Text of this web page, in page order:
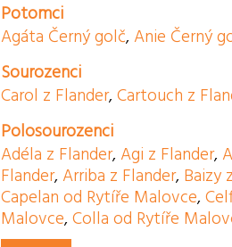
Potomci
Agáta Černý golč, Anie Černý
Sourozenci
Carol z Flander,Cartouch z
Polosourozenci
Adéla z Flander, Agi z Flander,
Flander, Arriba z Flander, Baizy
Capelan od Rytíře Malovce,
Malovce,Colla od Rytíře